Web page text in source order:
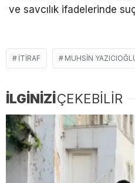
ve savcılık ifadelerinde
ITIRAF MUHSIN
İLGİNİZİÇEKEBİLİR